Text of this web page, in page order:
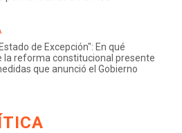
de Excepción": En qué
la reforma constitucional presente
que anunció el Gobierno